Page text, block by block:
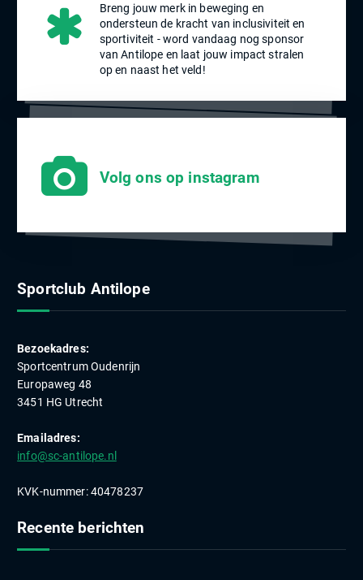
Breng jouw merk in beweging en
ondersteun de kracht van inclusiviteit en
sportiviteit - word vandaag nog sponsor
van Antilope en laat jouw impact stralen
op en naast het veld!
Volg ons op instagram
Sportclub Antilope
Bezoekadres:
Sportcentrum Oudenrijn
Europaweg 48
3451 HG Utrecht
Emailadres:
info@sc-antilope.nl
KVK-nummer: 40478237
Recente berichten